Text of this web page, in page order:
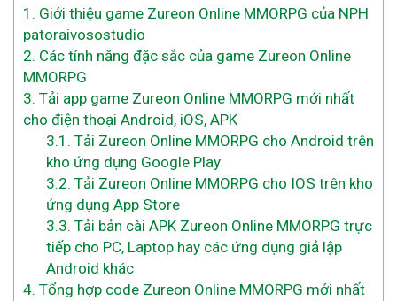
1. Giới thiệu game Zureon Online MMORPG của NPH
patoraivosostudio
2. Các tính năng đặc sắc của game Zureon Online
MMORPG
3. Tải app game Zureon Online MMORPG mới nhất
cho điện thoại Android, iOS, APK
3.1. Tải Zureon Online MMORPG cho Android trên
kho ứng dụng Google Play
3.2. Tải Zureon Online MMORPG cho IOS trên kho
ứng dụng App Store
3.3. Tải bản cài APK Zureon Online MMORPG trực
tiếp cho PC, Laptop hay các ứng dụng giả lập
Android khác
4. Tổng hợp code Zureon Online MMORPG mới nhất